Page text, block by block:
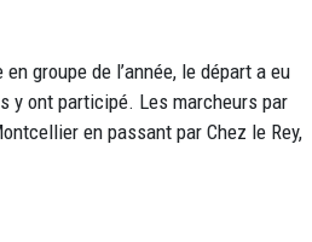
groupe de l’année, le départ a eu
y ont participé. Les marcheurs par
en passant par Chez le Rey,